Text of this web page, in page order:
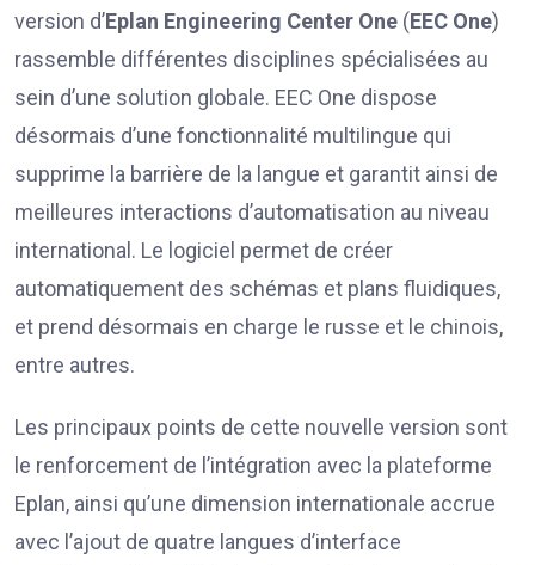
version d’Eplan Engineering Center One (EEC One)
rassemble différentes disciplines spécialisées au
sein d’une solution globale. EEC One dispose
désormais d’une fonctionnalité multilingue qui
supprime la barrière de la langue et garantit ainsi de
meilleures interactions d’automatisation au niveau
international. Le logiciel permet de créer
automatiquement des schémas et plans fluidiques,
et prend désormais en charge le russe et le chinois,
entre autres.
Les principaux points de cette nouvelle version sont
le renforcement de l’intégration avec la plateforme
Eplan, ainsi qu’une dimension internationale accrue
avec l’ajout de quatre langues d’interface